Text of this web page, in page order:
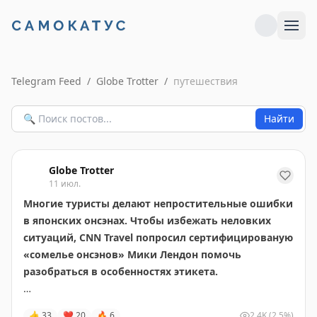
Telegram Feed / Globe Trotter / путешествия
Найти
Globe Trotter
11 июл.
Многие туристы делают непростительные ошибки
в японских онсэнах. Чтобы избежать неловких
ситуаций, CNN Travel попросил сертифицированую
«сомелье онсэнов» Мики Лендон помочь
разобраться в особенностях этикета.